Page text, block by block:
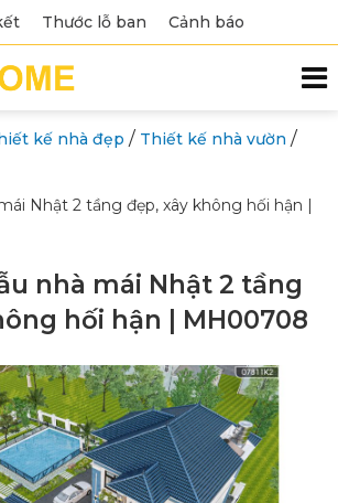
Thước lỗ ban Cảnh báo
kế nhà đẹp / Thiết kế nhà vườn /
Nhật 2 tầng đẹp, xây không hối hận |
nhà mái Nhật 2 tầng
hối hận | MH00708